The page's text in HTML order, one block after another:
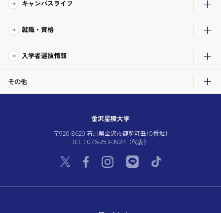
キャンパスライフ
就職・資格
入学者選抜情報
その他
金沢星稜大学
〒920-8620 石川県金沢市御所町丑10番地1
TEL：076-253-3924（代表）